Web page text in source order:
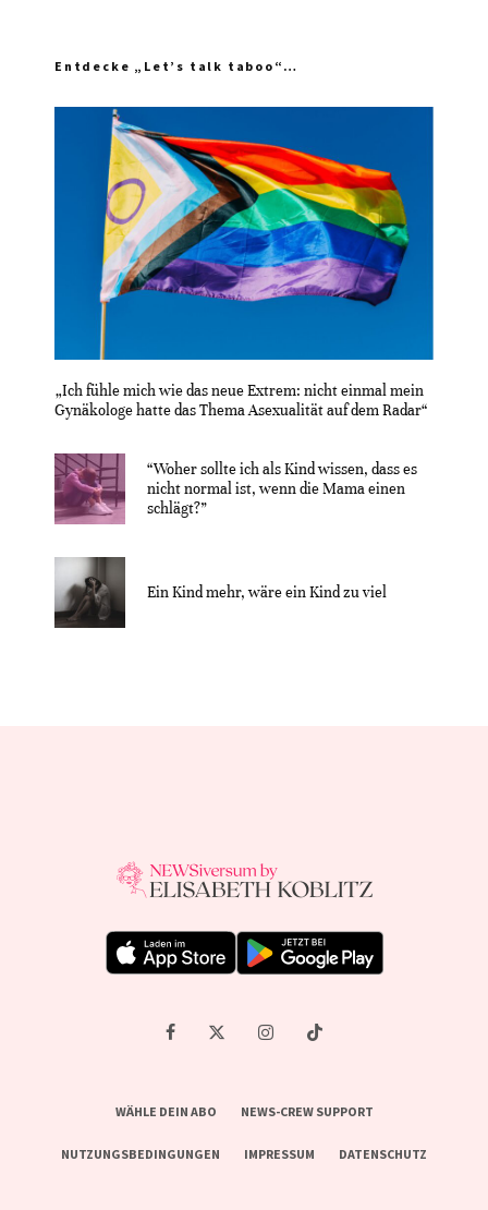
Entdecke „Let’s talk taboo“…
„Ich fühle mich wie das neue Extrem: nicht einmal mein
Gynäkologe hatte das Thema Asexualität auf dem Radar“
“Woher sollte ich als Kind wissen, dass es
nicht normal ist, wenn die Mama einen
schlägt?”
Ein Kind mehr, wäre ein Kind zu viel
WÄHLE DEIN ABO NEWS-CREW SUPPORT
NUTZUNGSBEDINGUNGEN IMPRESSUM DATENSCHUTZ